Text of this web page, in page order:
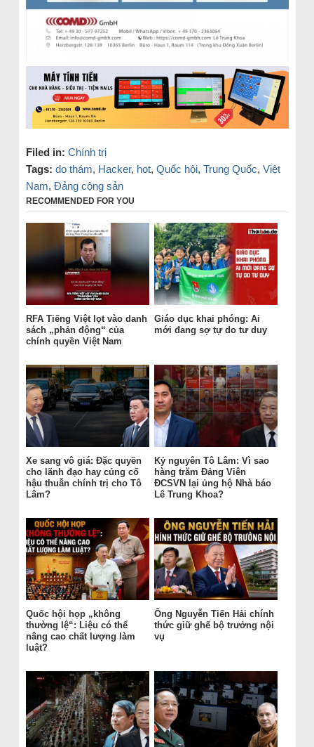
Filed in: Chính trị
Tags: do thám, Hacker, hot, Quốc hội, Trung Quốc, Việt
Nam, Đảng cộng sản
RECOMMENDED FOR YOU
RFA Tiếng Việt lọt vào danh
sách „phản động“ của
chính quyền Việt Nam
Giáo dục khai phóng: Ai
mới đang sợ tự do tư duy
Xe sang vô giá: Đặc quyền
cho lãnh đạo hay củng cố
hậu thuẫn chính trị cho Tô
Lâm?
Kỷ nguyên Tô Lâm: Vì sao
hàng trăm Đảng Viên
ĐCSVN lại ủng hộ Nhà báo
Lê Trung Khoa?
Quốc hội họp „không
thường lệ“: Liệu có thể
nâng cao chất lượng làm
luật?
Ông Nguyễn Tiến Hải chính
thức giữ ghế bộ trưởng nội
vụ